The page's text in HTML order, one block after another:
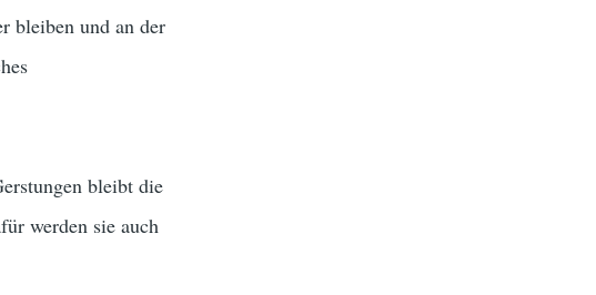
bleiben und an der
bleibt die
werden sie auch